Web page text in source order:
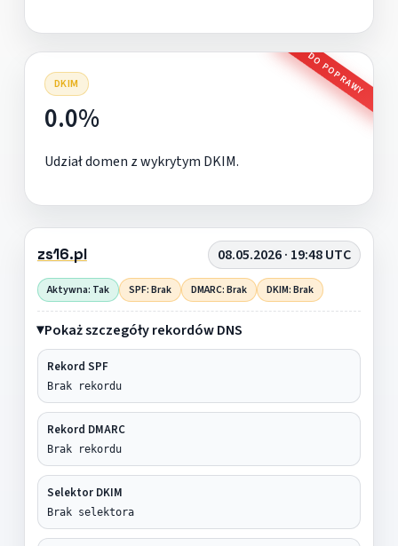
DKIM DO POPRAWY
0.0%
Udział domen z wykrytym DKIM.
zs16.pl 08.05.2026 · 19:48 UTC
Aktywna: Tak SPF: Brak DMARC: Brak DKIM: Brak
Pokaż szczegóły rekordów DNS
Rekord SPF
Brak rekordu
Rekord DMARC
Brak rekordu
Selektor DKIM
Brak selektora